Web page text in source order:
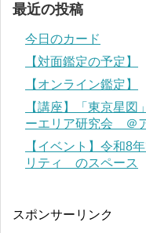
最近の投稿
今日のカード
【対面鑑定の予定】
【オンライン鑑定】
【講座】「東京星
ーエリア研究会 ＠
【イベント】令和8
リティ のスペース
スポンサーリンク